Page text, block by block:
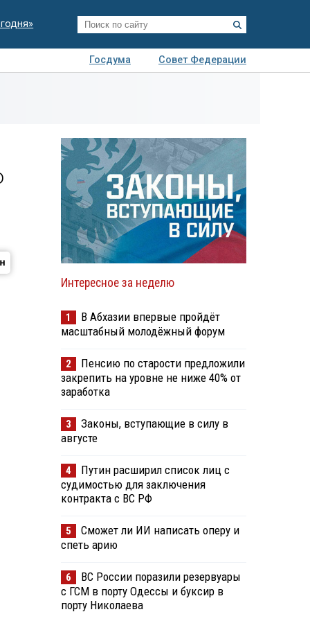
Госдума
Совет Федерации
Интересное за неделю
1
В Абхазии впервые пройдёт
масштабный молодёжный форум
2
Пенсию по старости предложили
закрепить на уровне не ниже 40% от
заработка
3
Законы, вступающие в силу в
августе
4
Путин расширил список лиц с
судимостью для заключения
контракта с ВС РФ
5
Сможет ли ИИ написать оперу и
спеть арию
6
ВС России поразили резервуары
с ГСМ в порту Одессы и буксир в
порту Николаева